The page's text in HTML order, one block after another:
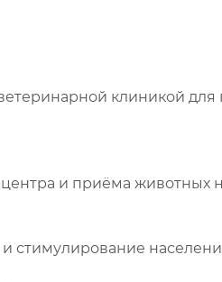
клиникой
и приёма животных
стимулирование